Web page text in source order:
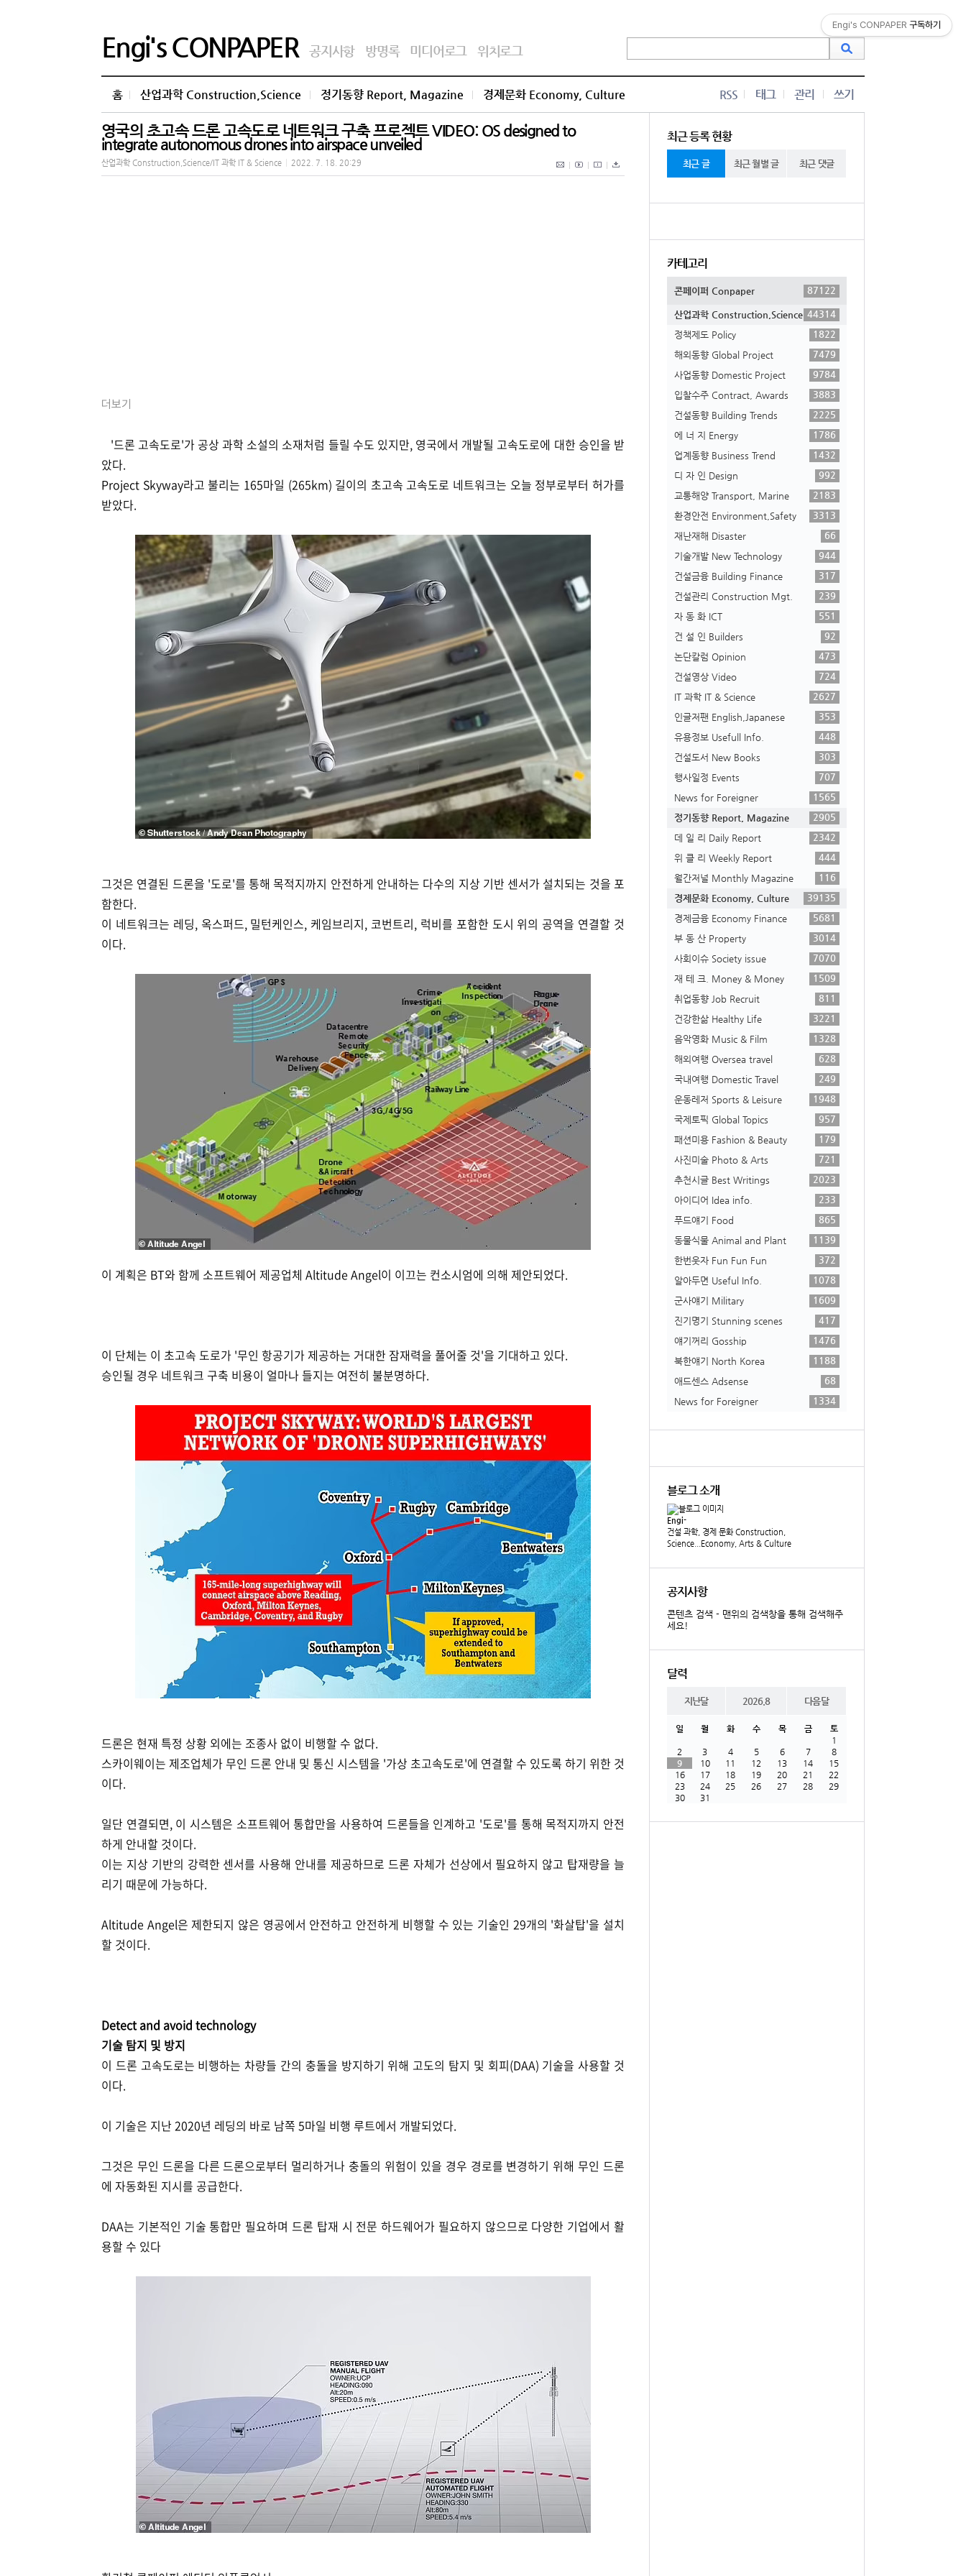
Engi's CONPAPER 공지사항 방명록 미디어로그 위치로그
홈 산업과학 Construction,Science 정기동향 Report, Magazine 경제문화 Economy, Culture RSS 태그 관리 쓰기
영국의 초고속 드론 고속도로 네트워크 구축 프로젝트 VIDEO: OS designed to
integrate autonomous drones into airspace unveiled
산업과학 Construction,Science/IT 과학 IT & Science 2022. 7. 18. 20:29
더보기
'드론 고속도로'가 공상 과학 소설의 소재처럼 들릴 수도 있지만, 영국에서 개발될 고속도로에 대한 승인을 받
았다.
Project Skyway라고 불리는 165마일 (265km) 길이의 초고속 고속도로 네트워크는 오늘 정부로부터 허가를
받았다.
그것은 연결된 드론을 '도로'를 통해 목적지까지 안전하게 안내하는 다수의 지상 기반 센서가 설치되는 것을 포
함한다.
이 네트워크는 레딩, 옥스퍼드, 밀턴케인스, 케임브리지, 코번트리, 럭비를 포함한 도시 위의 공역을 연결할 것
이다.
이 계획은 BT와 함께 소프트웨어 제공업체 Altitude Angel이 이끄는 컨소시엄에 의해 제안되었다.
이 단체는 이 초고속 도로가 '무인 항공기가 제공하는 거대한 잠재력을 풀어줄 것'을 기대하고 있다.
승인될 경우 네트워크 구축 비용이 얼마나 들지는 여전히 불분명하다.
드론은 현재 특정 상황 외에는 조종사 없이 비행할 수 없다.
스카이웨이는 제조업체가 무인 드론 안내 및 통신 시스템을 '가상 초고속도로'에 연결할 수 있도록 하기 위한 것
이다.
일단 연결되면, 이 시스템은 소프트웨어 통합만을 사용하여 드론들을 인계하고 '도로'를 통해 목적지까지 안전
하게 안내할 것이다.
이는 지상 기반의 강력한 센서를 사용해 안내를 제공하므로 드론 자체가 선상에서 필요하지 않고 탑재량을 늘
리기 때문에 가능하다.
Altitude Angel은 제한되지 않은 영공에서 안전하고 안전하게 비행할 수 있는 기술인 29개의 '화살탑'을 설치
할 것이다.
Detect and avoid technology
기술 탐지 및 방지
이 드론 고속도로는 비행하는 차량들 간의 충돌을 방지하기 위해 고도의 탐지 및 회피(DAA) 기술을 사용할 것
이다.
이 기술은 지난 2020년 레딩의 바로 남쪽 5마일 비행 루트에서 개발되었다.
그것은 무인 드론을 다른 드론으로부터 멀리하거나 충돌의 위험이 있을 경우 경로를 변경하기 위해 무인 드론
에 자동화된 지시를 공급한다.
DAA는 기본적인 기술 통합만 필요하며 드론 탑재 시 전문 하드웨어가 필요하지 않으므로 다양한 기업에서 활
용할 수 있다
최근 등록 현황
최근 글 최근 월별 글 최근 댓글
카테고리
콘페이퍼 Conpaper 87122
산업과학 Construction,Science 44314
정책제도 Policy
1822
해외동향 Global Project
7479
사업동향 Domestic Project
9784
입찰수주 Contract, Awards
3883
건설동향 Building Trends
2225
에 너 지 Energy
1786
업계동향 Business Trend
1432
디 자 인 Design
992
교통해양 Transport, Marine
2183
환경안전 Environment,Safety
3313
재난재해 Disaster
66
기술개발 New Technology
944
건설금융 Building Finance
317
건설관리 Construction Mgt.
239
자 동 화 ICT
551
건 설 인 Builders
92
논단칼럼 Opinion
473
건설영상 Video
724
IT 과학 IT & Science
2627
인글저팬 English,Japanese
353
유용정보 Usefull Info.
448
건설도서 New Books
303
행사일정 Events
707
News for Foreigner
1565
정기동향 Report, Magazine
2905
데 일 리 Daily Report
2342
위 클 리 Weekly Report
444
월간저널 Monthly Magazine
116
경제문화 Economy, Culture
39135
경제금융 Economy Finance
5681
부 동 산 Property
3014
사회이슈 Society issue
7070
재 테 크. Money & Money
1509
취업동향 Job Recruit
811
건강한삶 Healthy Life
3221
음악영화 Music & Film
1328
해외여행 Oversea travel
628
국내여행 Domestic Travel
249
운동레저 Sports & Leisure
1948
국제토픽 Global Topics
957
패션미용 Fashion & Beauty
179
사진미술 Photo & Arts
721
추천시글 Best Writings
2023
아이디어 Idea info.
233
푸드얘기 Food
865
동물식물 Animal and Plant
1139
한번웃자 Fun Fun Fun
372
알아두면 Useful Info.
1078
군사얘기 Military
1609
진기명기 Stunning scenes
417
얘기꺼리 Gosship
1476
북한얘기 North Korea
1188
애드센스 Adsense
68
News for Foreigner
1334
블로그 소개
Engi-
건설 과학, 경제 문화 Construction,
Science...Economy, Arts & Culture
공지사항
콘텐츠 검색 - 맨위의 검색창을 통해 검색해주
세요!
달력
지난달 2026.8 다음달
일 월 화 수 목 금
토
1
2
3 4 5 6 7
8
9
10 11 12 13 14
15
16
17 18 19 20 21
22
23
24 25 26 27 28
29
30
31
Engi's CONPAPER 구독하기